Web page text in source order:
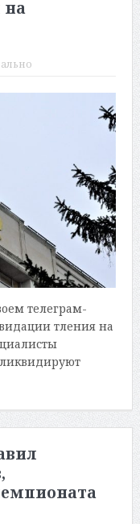
на
телеграм-
тления на